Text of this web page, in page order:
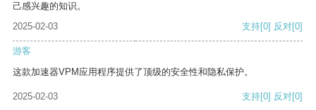
己感兴趣的知识。
2025-02-03
支持[0] 反对[0]
游客
这款加速器VPM应用程序提供了顶级的安全性和隐私保护。
2025-02-03 支持[0] 反对[0]